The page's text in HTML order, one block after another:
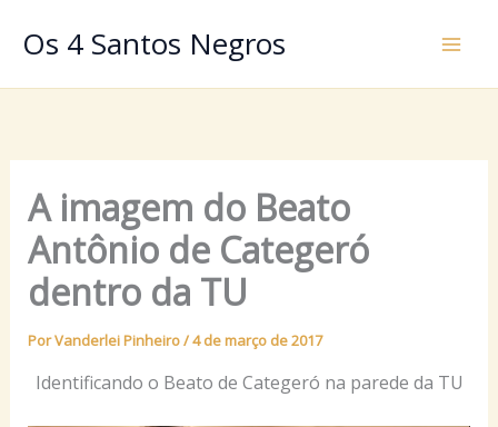
paraOs 4 Santos Negros
A imagem do Beato
Antônio de Categeró
dentro da TU
PorVanderlei Pinheiro/4 de março de 2017
Identificando o Beato de Categeró na parede da TU